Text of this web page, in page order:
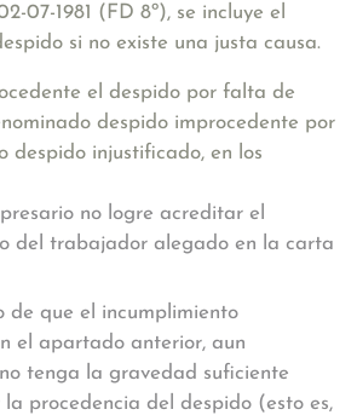
07-1981 (FD 8º), se incluye el
si no existe una justa causa.
el despido por falta de
despido improcedente por
despido injustificado, en los
no logre acreditar el
del trabajador alegado en la carta
de que el incumplimiento
el apartado anterior, aun
tenga la gravedad suficiente
procedencia del despido (esto es,